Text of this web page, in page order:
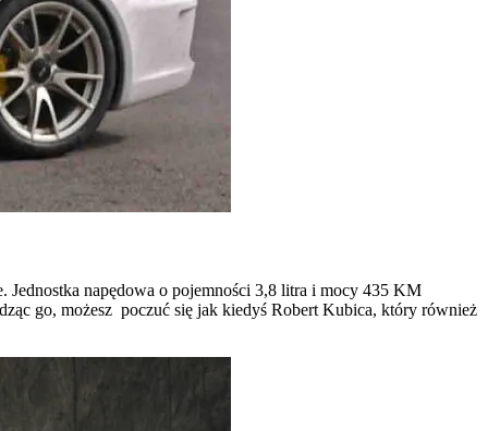
Jednostka napędowa o pojemności 3,8 litra i mocy 435 KM
go, możesz poczuć się jak kiedyś Robert Kubica, który również